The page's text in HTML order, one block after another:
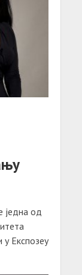
једна од
Експозеу